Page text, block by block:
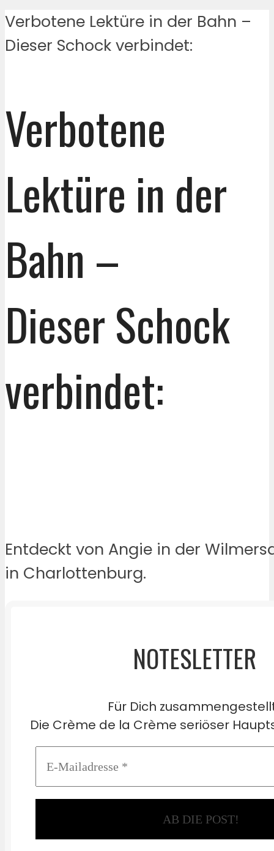
Verbotene Lektüre in der Bahn –
Dieser Schock verbindet:
Verbotene
Lektüre in der
Bahn –
Dieser Schock
verbindet:
Entdeckt von Angie in der
in Charlottenburg.
NOTESLETTER
Für Dich
Die Crème de la Crème seriöser